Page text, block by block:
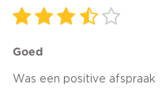
Goed
Was een positive afspraak